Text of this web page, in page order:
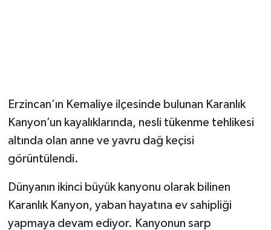
Erzincan’ın Kemaliye ilçesinde bulunan Karanlık
Kanyon’un kayalıklarında, nesli tükenme tehlikesi
altında olan anne ve yavru dağ keçisi
görüntülendi.
Dünyanın ikinci büyük kanyonu olarak bilinen
Karanlık Kanyon, yaban hayatına ev sahipliği
yapmaya devam ediyor. Kanyonun sarp